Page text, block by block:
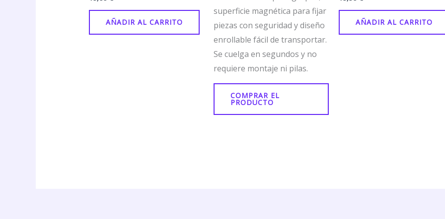
AÑADIR AL CARRITO
superficie magnética para fijar
piezas con seguridad y diseño
enrollable fácil de transportar.
Se cuelga en segundos y no
requiere montaje ni pilas.
COMPRAR EL
PRODUCTO
AÑADIR AL CARRITO